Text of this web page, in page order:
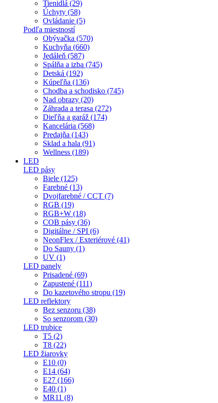
Tienidlá (29)
Úchyty (58)
Ovládanie (5)
Podľa miestností
Obývačka (570)
Kuchyňa (660)
Jedáleň (587)
Spálňa a izba (745)
Detská (192)
Kúpeľňa (136)
Chodba a schodisko (745)
Nad obrazy (20)
Záhrada a terasa (272)
Dieľňa a garáž (174)
Kancelária (568)
Predajňa (143)
Sklad a hala (91)
Wellness (189)
LED
LED pásy
Biele (125)
Farebné (13)
Dvojfarebné / CCT (7)
RGB (19)
RGB+W (18)
COB pásy (36)
Digitálne / SPI (6)
NeonFlex / Exteriérové (41)
Do Sauny (1)
UV (1)
LED panely
Prisadené (69)
Zapustené (111)
Do kazetového stropu (19)
LED reflektory
Bez senzoru (38)
So senzorom (30)
LED trubice
T5 (2)
T8 (22)
LED žiarovky
E10 (0)
E14 (64)
E27 (166)
E40 (1)
MR11 (8)